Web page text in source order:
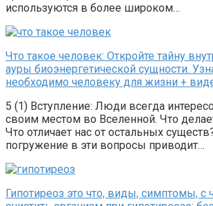
используются в более широком…
Что такое человек: Откройте тайну
ауры биоэнергетической сущности.
необходимо человеку для жизни +
5 (1) Вступление: Люди всегда
своим местом во Вселенной. Что
Что отличает нас от остальных
погружение в эти вопросы приводит…
Гипотиреоз это что, виды, симптомы, с